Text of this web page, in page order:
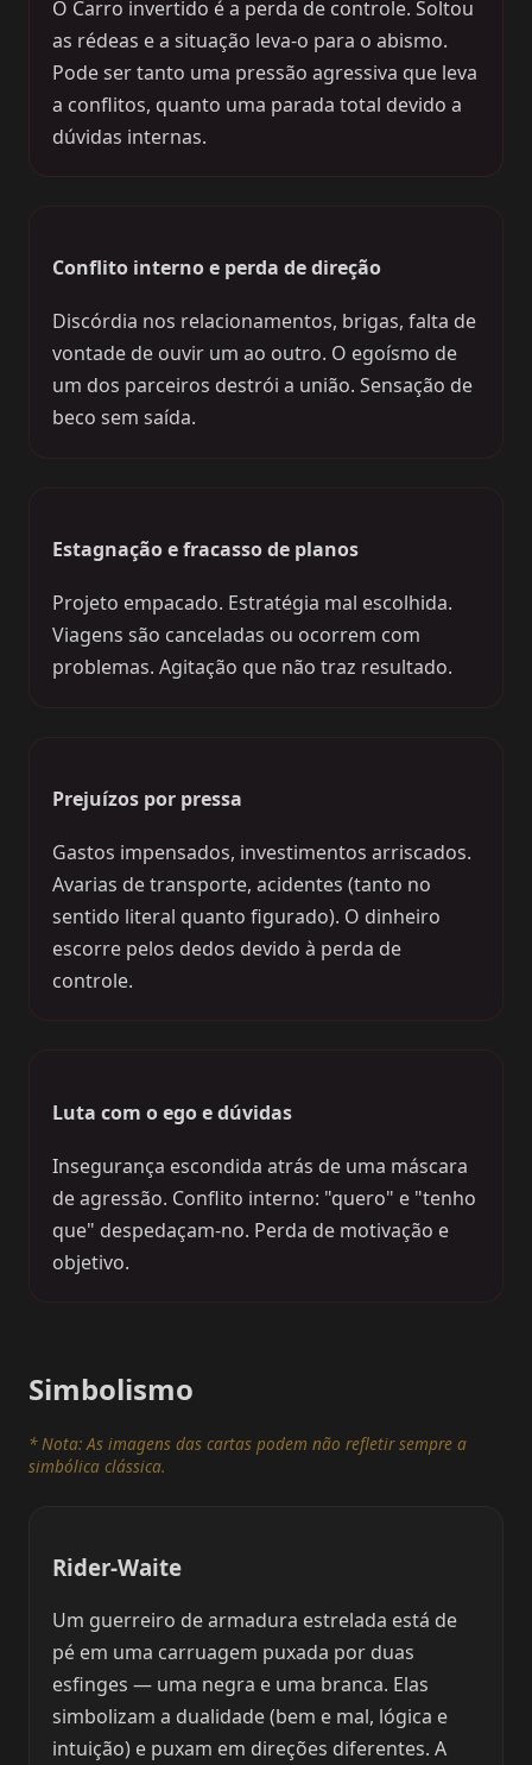
O Carro invertido é a perda de controle. Soltou
as rédeas e a situação leva-o para o abismo.
Pode ser tanto uma pressão agressiva que leva
a conflitos, quanto uma parada total devido a
dúvidas internas.
Conflito interno e perda de direção
Discórdia nos relacionamentos, brigas, falta de
vontade de ouvir um ao outro. O egoísmo de
um dos parceiros destrói a união. Sensação de
beco sem saída.
Estagnação e fracasso de planos
Projeto empacado. Estratégia mal escolhida.
Viagens são canceladas ou ocorrem com
problemas. Agitação que não traz resultado.
Prejuízos por pressa
Gastos impensados, investimentos arriscados.
Avarias de transporte, acidentes (tanto no
sentido literal quanto figurado). O dinheiro
escorre pelos dedos devido à perda de
controle.
Luta com o ego e dúvidas
Insegurança escondida atrás de uma máscara
de agressão. Conflito interno: "quero" e "tenho
que" despedaçam-no. Perda de motivação e
objetivo.
Simbolismo
* Nota: As imagens das cartas podem não refletir sempre a
simbólica clássica.
Rider-Waite
Um guerreiro de armadura estrelada está de
pé em uma carruagem puxada por duas
esfinges — uma negra e uma branca. Elas
simbolizam a dualidade (bem e mal, lógica e
intuição) e puxam em direções diferentes. A